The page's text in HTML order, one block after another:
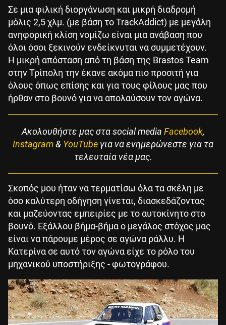
Σε μια φιλική διοργάνωση και μικρή διαδρομή
μόλις 2,5 χλμ. (με βάση το TrackAddict) με μεγάλη
ανηφορική κλίση νομίζω είναι μια ανάβαση που
όλοι όσοι ξεκινούν ενδείκνυται να συμμετέχουν.
Η μικρή απόσταση από τη βάση της Brastos Team
στην Τρίπολη την έκανε ακόμα πιο προσιτή για
όλους όπως επίσης και για τους φίλους μας που
ήρθαν στο βουνό για να απολαύσουν τον αγώνα.
Ακολουθήστε μας στα social media Facebook,
Instagram& YouTube για να ενημερώνεστε για τα
τελευταία νέα μας.
Σκοπός μου ήταν να τερματίσω όλα τα σκέλη με
όσο καλύτερη οδήγηση γίνεται, διασκεδάζοντας
και μαζεύοντας εμπειρίες με το αυτοκίνητο στο
βουνό. Εξάλλου βήμα-βήμα ο μεγάλος στόχος μας
είναι να πάρουμε μέρος σε αγώνα ράλλυ. Η
Κατερίνα σε αυτό τον αγώνα είχε το ρόλο του
μηχανικού υποστήριξης - φωτογράφου.